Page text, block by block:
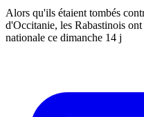
Alors qu'ils étaient tombés
d'Occitanie, les Rabastinois
nationale ce dimanche 14 j